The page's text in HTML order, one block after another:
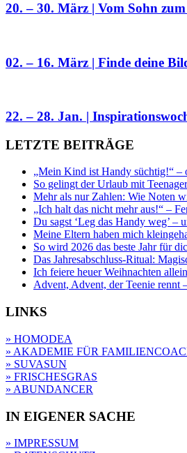
20. – 30. März | Vom Sohn
02. – 16. März | Finde deine
22. – 28. Jan. |
LETZTE BEITRÄGE
„Mein Kind ist Handy süchtig!“ –
So gelingt der Urlaub mit
Mehr als nur Zahlen: Wie Noten
„Ich halt das nicht mehr aus!“ –
Du sagst ‘Leg das Handy weg’ –
Meine Eltern haben mich
So wird 2026 das beste Jahr für
Das Jahresabschluss-Ritual:
Ich feiere heuer Weihnachten
Advent, Advent, der Teenie rennt
LINKS
» HOMODEA
» AKADEMIE FÜR
» SUVASUN
» FRISCHESGRAS
» ABUNDANCER
IN EIGENER SACHE
» IMPRESSUM